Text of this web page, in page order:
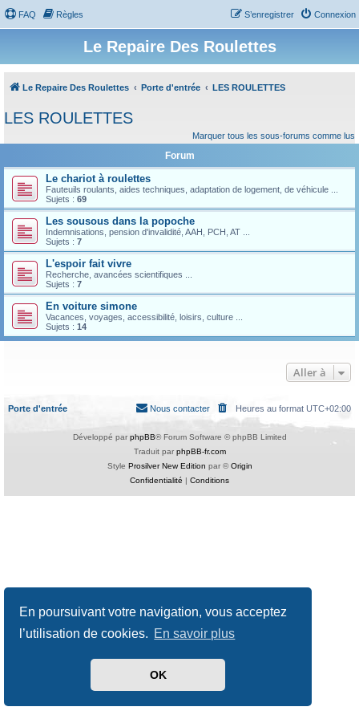
En poursuivant votre navigation, vous acceptez
l’utilisation de cookies. En savoir plus
OK
FAQ Règles Connexion
S’enregistrer
Le Repaire Des Roulettes
Le Repaire Des Roulettes Porte d'entrée LES ROULETTES
LES ROULETTES
Marquer tous les sous-forums comme lus
Forum
Le chariot à roulettes
Fauteuils roulants, aides techniques, adaptation de logement, de véhicule ...
Sujets : 69
Les sousous dans la popoche
Indemnisations, pension d'invalidité, AAH, PCH, AT ...
Sujets : 7
L'espoir fait vivre
Recherche, avancées scientifiques ...
Sujets : 7
En voiture simone
Vacances, voyages, accessibilité, loisirs, culture ...
Sujets : 14
Aller à
Porte d'entrée Heures au format UTC+02:00
Nous contacter
Développé par phpBB® Forum Software © phpBB Limited
Traduit par phpBB-fr.com
Style Prosilver New Edition par ©Origin
Confidentialité | Conditions